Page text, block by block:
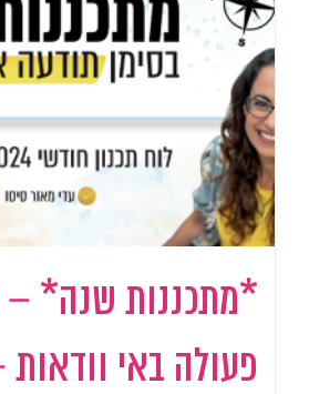
*מתכננות שנה* –